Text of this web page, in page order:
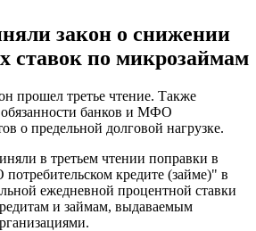
закон о снижении
ставок по микрозаймам
прошел третье чтение. Также
банков и МФО
о предельной долговой нагрузке.
в третьем чтении поправки в
кредите (займе)" в
ежедневной процентной ставки
и займам, выдаваемым